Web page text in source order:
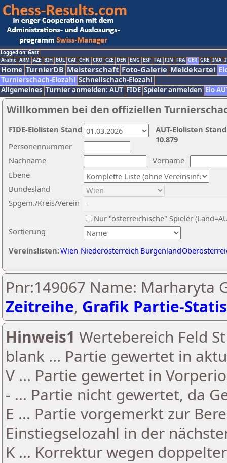
Logged on: Gast
Arabic ARM AZE BIH BUL CAT CHN CRO CZE DEN ENG ESP FAI FIN FRA GER GRE INA
Home TurnierDB Meisterschaft Foto-Galerie Meldekartei
Turnierschach-Elozahl Schnellschach-Elozahl
Allgemeines Turnier anmelden: AUT FIDE Spieler anmelden Elo
Willkommen bei den offiziellen
Nachname
Vorname
Ebene
Sortierung
Personennummer
Bundesland
Spgem./Kreis/Verein
Nur "österreichische" Spieler
Vereinslisten:Wien Niederösterreich Burgenland
AUT-Elolisten
10.879
FIDE-Elolisten Stand
Pnr:149067 Name: Marharyta
Zeitreihe, Grafik Partie-
Hinweis1 Wertebereich Feld
blank ... Partie gewertet in
V ... Partie gewertet in
- ... Partie nicht gewertet, da
E ... Partie vorgemerkt zur
Einstiegselozahl in der
K ... Korrektur wegen